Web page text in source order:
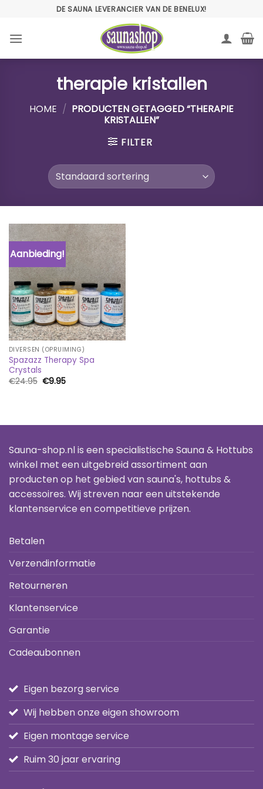
inhoud
DE SAUNA LEVERANCIER VAN DE BENELUX!
therapie kristallen
HOME / PRODUCTEN GETAGGED “THERAPIE
KRISTALLEN”
FILTER
Aanbieding!
DIVERSEN (OPRUIMING)
Spazazz Therapy Spa
Crystals
€24.95 Oorspronkelijke
€9.95Huidige
Sauna-shop.nl is een specialistische Sauna & Hottubs
winkel met een uitgebreid assortiment aan
producten op het gebied van sauna's, hottubs &
accessoires. Wij streven naar een uitstekende
klantenservice en competitieve prijzen.
Betalen
Verzendinformatie
Retourneren
Klantenservice
Garantie
Cadeaubonnen
Eigen bezorg service
Wij hebben onze eigen showroom
Eigen montage service
Ruim 30 jaar ervaring